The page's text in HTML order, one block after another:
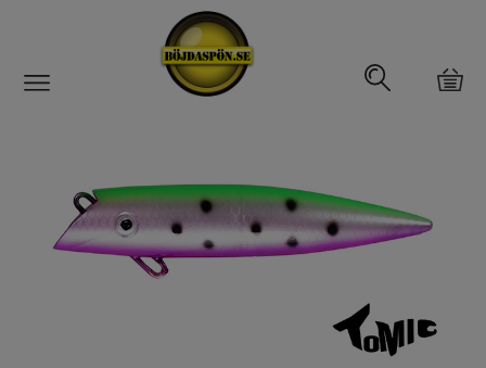
Abborrfemman
Interfiske